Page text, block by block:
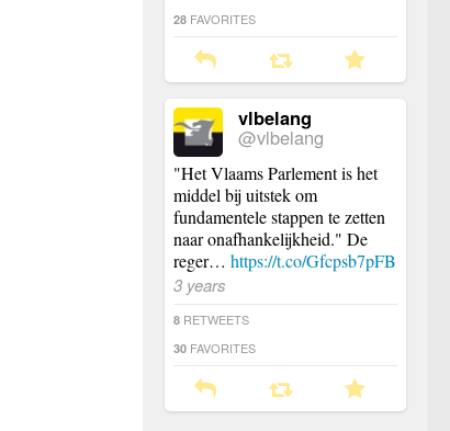
28 FAVORITES
vlbelang
@vlbelang
"Het Vlaams Parlement is het
middel bij uitstek om
fundamentele stappen te zetten
naar onafhankelijkheid." De
reger… https://t.co/Gfcpsb7pFB
3 years
8 RETWEETS
30 FAVORITES